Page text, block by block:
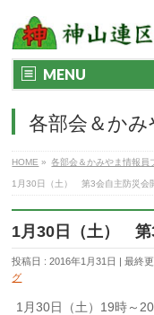
MENU
各部会＆か
HOME » 各部会＆かみやま情報員
1月30日（土） 第3会自主防災会
1月30日（土） 第
投稿日 : 2016年1月31日 最終
グ
1月30日（土）19時～